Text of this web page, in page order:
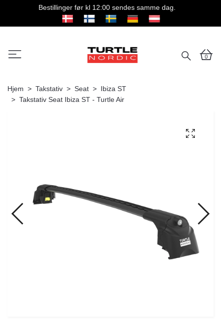
Bestillinger før kl 12:00 sendes samme dag.
0
Hjem Takstativ Seat
Ibiza ST
Takstativ Seat Ibiza ST - Turtle Air